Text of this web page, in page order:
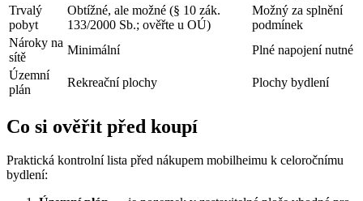
Trvalý
pobyt
Obtížné, ale možné (§ 10 zák.
133/2000 Sb.; ověřte u OÚ)
Možný za splnění
podmínek
Nároky na
sítě
Minimální
Plné napojení nutné
Územní
plán
Rekreační plochy Plochy bydlení
Co si ověřit před koupí
Praktická kontrolní lista před nákupem mobilheimu k celoročnímu
bydlení: